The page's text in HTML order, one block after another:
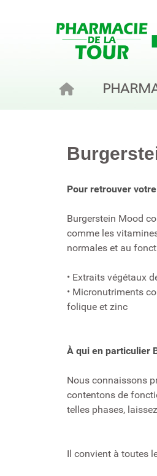
Pour retrouver
Burgerstein Mood
comme les
normales et au
• Extraits végétaux
• Micronutriments
folique et zinc
À qui en particulier
Nous connaissons
contentons de
telles phases,
Il convient à toutes